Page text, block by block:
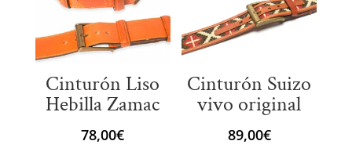
Cinturón Liso
Hebilla Zamac
78,00€
Cinturón Suizo
vivo original
89,00€